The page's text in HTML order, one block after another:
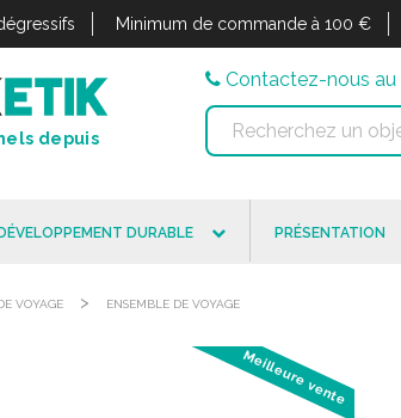
Minimum de commande à 100 €
depuis
Contactez-nous au
DÉVELOPPEMENT DURABLE PRÉSENTATION
VOYAGE > ENSEMBLE DE VOYAGE
Meilleure vente